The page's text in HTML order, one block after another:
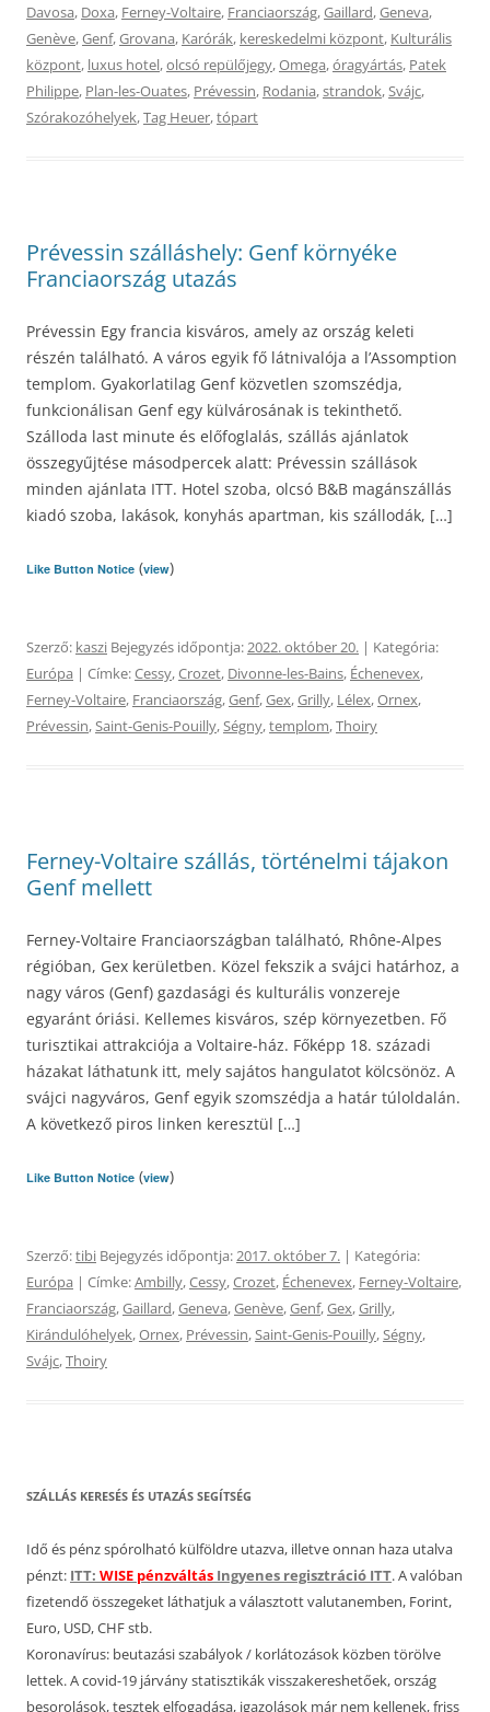
Davosa, Doxa, Ferney-Voltaire, Franciaország,Gaillard,Geneva,
Genève,Genf,Grovana, Karórák, kereskedelmi központ, Kulturális
központ, luxus hotel,olcsó repülőjegy,Omega,óragyártás, Patek
Philippe, Plan-les-Ouates, Prévessin, Rodania,strandok,Svájc,
Szórakozóhelyek,Tag Heuer,tópart
Prévessin szálláshely: Genf környéke
Franciaország utazás
Prévessin Egy francia kisváros, amely az ország keleti
részén található. A város egyik fő látnivalója a l’Assomption
templom. Gyakorlatilag Genf közvetlen szomszédja,
funkcionálisan Genf egy külvárosának is tekinthető.
Szálloda last minute és előfoglalás, szállás ajánlatok
összegyűjtése másodpercek alatt: Prévessin szállások
minden ajánlata ITT. Hotel szoba, olcsó B&B magánszállás
kiadó szoba, lakások, konyhás apartman, kis szállodák, […]
Like Button Notice (view)
Szerző: kaszi Bejegyzés időpontja:2022. október 20. | Kategória:
Európa | Címke:Cessy,Crozet, Divonne-les-Bains, Échenevex,
Ferney-Voltaire, Franciaország,Genf,Gex,Grilly, Lélex,Ornex,
Prévessin,Saint-Genis-Pouilly,Ségny,templom,Thoiry
Ferney-Voltaire szállás, történelmi tájakon
Genf mellett
Ferney-Voltaire Franciaországban található, Rhône-Alpes
régióban, Gex kerületben. Közel fekszik a svájci határhoz, a
nagy város (Genf) gazdasági és kulturális vonzereje
egyaránt óriási. Kellemes kisváros, szép környezetben. Fő
turisztikai attrakciója a Voltaire-ház. Főképp 18. századi
házakat láthatunk itt, mely sajátos hangulatot kölcsönöz. A
svájci nagyváros, Genf egyik szomszédja a határ túloldalán.
A következő piros linken keresztül […]
Like Button Notice (view)
Szerző:tibi Bejegyzés időpontja:2017. október 7. | Kategória:
Európa | Címke:Ambilly,Cessy,Crozet, Échenevex, Ferney-Voltaire,
Franciaország,Gaillard,Geneva,Genève,Genf,Gex,Grilly,
Kirándulóhelyek,Ornex, Prévessin,Saint-Genis-Pouilly,Ségny,
Svájc,Thoiry
SZÁLLÁS KERESÉS ÉS UTAZÁS SEGÍTSÉG
Idő és pénz spórolható külföldre utazva, illetve onnan haza utalva
pénzt: ITT: WISE pénzváltás Ingyenes regisztráció ITT. A valóban
fizetendő összegeket láthatjuk a választott valutanemben, Forint,
Euro, USD, CHF stb.
Koronavírus: beutazási szabályok / korlátozások közben törölve
lettek. A covid-19 járvány statisztikák visszakereshetőek, ország
besorolások, tesztek elfogadása, igazolások már nem kellenek, friss